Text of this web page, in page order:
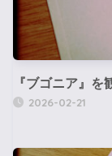
『ブゴニア』を
2026-02-21